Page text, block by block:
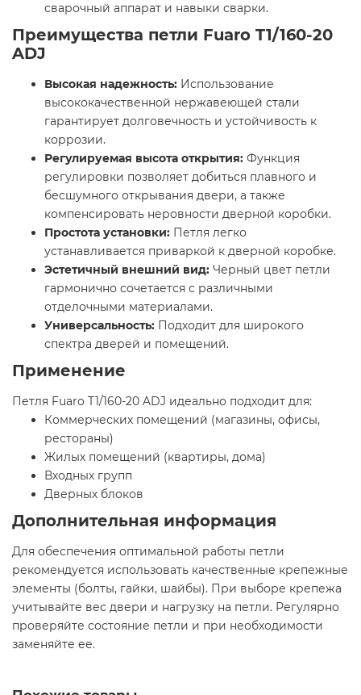
сварочный аппарат и навыки сварки.
Преимущества петли Fuaro T1/160-20
ADJ
Высокая надежность: Использование
высококачественной нержавеющей стали
гарантирует долговечность и устойчивость к
коррозии.
Регулируемая высота открытия: Функция
регулировки позволяет добиться плавного и
бесшумного открывания двери, а также
компенсировать неровности дверной коробки.
Простота установки: Петля легко
устанавливается приваркой к дверной коробке.
Эстетичный внешний вид: Черный цвет петли
гармонично сочетается с различными
отделочными материалами.
Универсальность: Подходит для широкого
спектра дверей и помещений.
Применение
Петля Fuaro T1/160-20 ADJ идеально подходит для:
Коммерческих помещений (магазины, офисы,
рестораны)
Жилых помещений (квартиры, дома)
Входных групп
Дверных блоков
Дополнительная информация
Для обеспечения оптимальной работы петли
рекомендуется использовать качественные крепежные
элементы (болты, гайки, шайбы). При выборе крепежа
учитывайте вес двери и нагрузку на петли. Регулярно
проверяйте состояние петли и при необходимости
заменяйте ее.